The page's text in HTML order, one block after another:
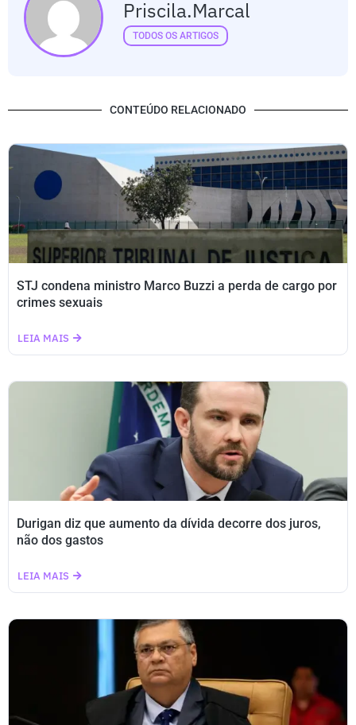
Priscila.marcal
TODOS OS ARTIGOS
CONTEÚDO RELACIONADO
STJ condena ministro Marco Buzzi a perda de cargo por
crimes sexuais
LEIA MAIS
Durigan diz que aumento da dívida decorre dos juros,
não dos gastos
LEIA MAIS